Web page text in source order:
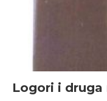
Logori i druga